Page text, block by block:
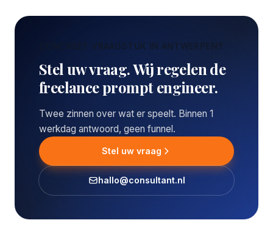
CONCREET VRAAGSTUK IN ANTWERPEN?
Stel uw vraag. Wij regelen de
freelance prompt engineer.
Twee zinnen over wat er speelt. Binnen 1
werkdag antwoord, geen funnel.
Stel uw vraag
hallo@consultant.nl